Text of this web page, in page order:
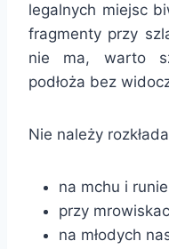
legalnych miejsc
fragmenty przy
nie ma, warto
podłoża bez
Nie należy
na mchu i
przy
na młodych